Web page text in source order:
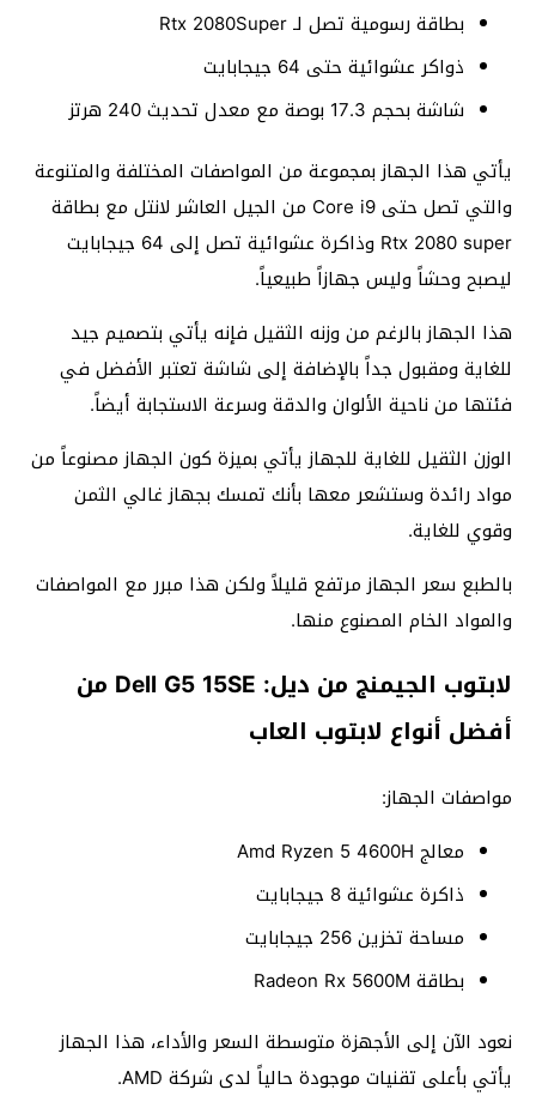
بطاقة رسومية تصل لـ Rtx 2080Super
ذواكر عشوائية حتى 64 جيجابايت
شاشة بحجم 17.3 بوصة مع معدل تحديث 240 هرتز
يأتي هذا الجهاز بمجموعة من المواصفات المختلفة والمتنوعة
والتي تصل حتى Core i9 من الجيل العاشر لانتل مع بطاقة
Rtx 2080 super وذاكرة عشوائية تصل إلى 64 جيجابايت
ليصبح وحشاً وليس جهازاً طبيعياً.
هذا الجهاز بالرغم من وزنه الثقيل فإنه يأتي بتصميم جيد
للغاية ومقبول جداً بالإضافة إلى شاشة تعتبر الأفضل في
فئتها من ناحية الألوان والدقة وسرعة الاستجابة أيضاً.
الوزن الثقيل للغاية للجهاز يأتي بميزة كون الجهاز مصنوعاً من
مواد رائدة وستشعر معها بأنك تمسك بجهاز غالي الثمن
وقوي للغاية.
بالطبع سعر الجهاز مرتفع قليلاً ولكن هذا مبرر مع المواصفات
والمواد الخام المصنوع منها.
لابتوب الجيمنج من ديل: Dell G5 15SE من
أفضل أنواع لابتوب العاب
مواصفات الجهاز:
معالج Amd Ryzen 5 4600H
ذاكرة عشوائية 8 جيجابايت
مساحة تخزين 256 جيجابايت
بطاقة Radeon Rx 5600M
نعود الآن إلى الأجهزة متوسطة السعر والأداء، هذا الجهاز
يأتي بأعلى تقنيات موجودة حالياً لدى شركة AMD.